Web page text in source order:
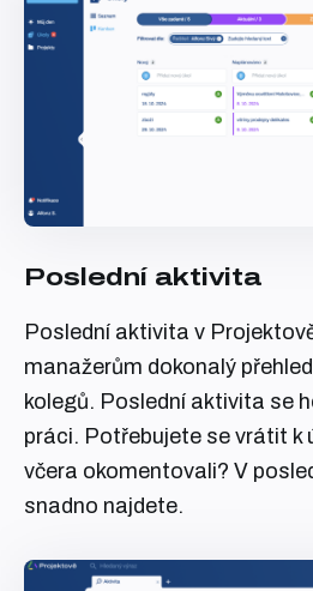
Poslední aktivita
Poslední aktivita v
manažerům dokonalý
kolegů. Poslední aktivita se
práci. Potřebujete se vrátit k
včera okomentovali? V
snadno najdete.